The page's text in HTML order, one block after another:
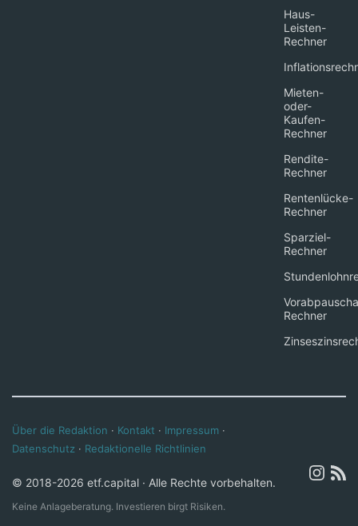
Haus-
Leisten-
Rechner
Mieten-
oder-
Kaufen-
Rechner
Rendite-
Rechner
Rentenlücke-
Rechner
Sparziel-
Rechner
Rechner
Über die Redaktion · Kontakt · Impressum ·
Datenschutz · Redaktionelle Richtlinien
© 2018-2026 etf.capital · Alle Rechte vorbehalten.
Keine Anlageberatung. Investieren birgt Risiken.